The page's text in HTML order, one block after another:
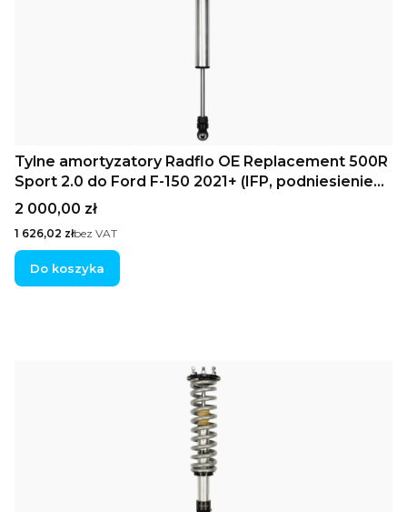
Tylne amortyzatory Radflo OE Replacement 500R
Sport 2.0 do Ford F-150 2021+ (IFP, podniesienie
0–2")
Cena
2 000,00 zł
Cena
1 626,02 złbez VAT
Do koszyka